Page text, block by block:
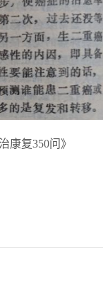
康复350问》